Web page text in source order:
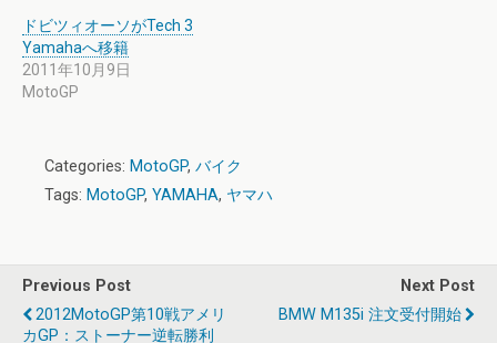
ドビツィオーソがTech 3
Yamahaへ移籍
2011年10月9日
MotoGP
Categories: MotoGP, バイク
Tags: MotoGP, YAMAHA, ヤマハ
Previous Post
2012MotoGP第10戦アメリ
カGP：ストーナー逆転勝利
Next Post
BMW M135i 注文受付開始